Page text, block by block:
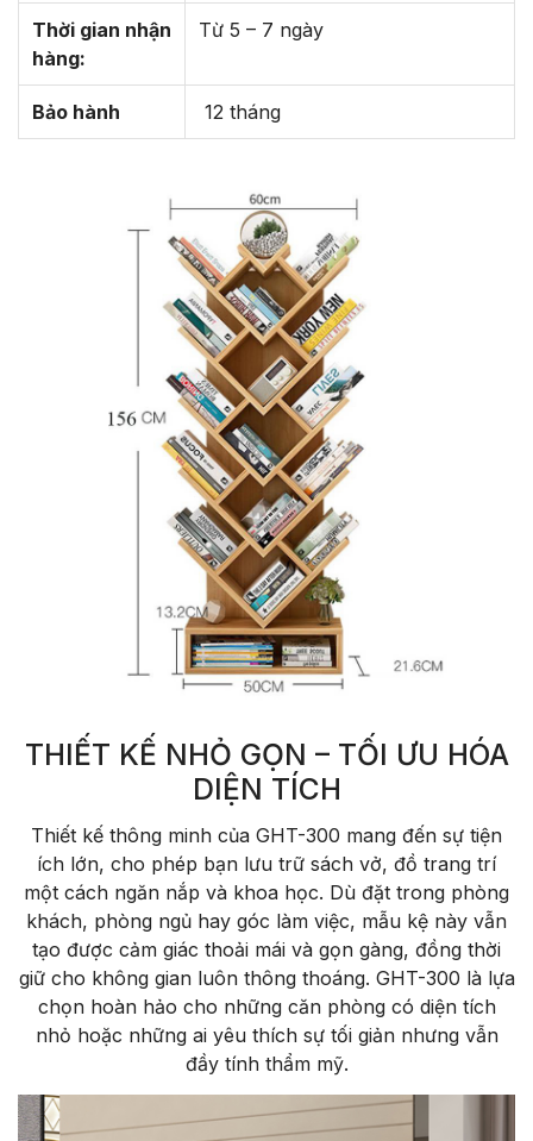
Thời gian nhận
hàng:
Từ 5 – 7 ngày
Bảo hành 12 tháng
THIẾT KẾ NHỎ GỌN – TỐI ƯU HÓA
DIỆN TÍCH
Thiết kế thông minh của GHT-300 mang đến sự tiện
ích lớn, cho phép bạn lưu trữ sách vở, đồ trang trí
một cách ngăn nắp và khoa học. Dù đặt trong phòng
khách, phòng ngủ hay góc làm việc, mẫu kệ này vẫn
tạo được cảm giác thoải mái và gọn gàng, đồng thời
giữ cho không gian luôn thông thoáng. GHT-300 là lựa
chọn hoàn hảo cho những căn phòng có diện tích
nhỏ hoặc những ai yêu thích sự tối giản nhưng vẫn
đầy tính thẩm mỹ.